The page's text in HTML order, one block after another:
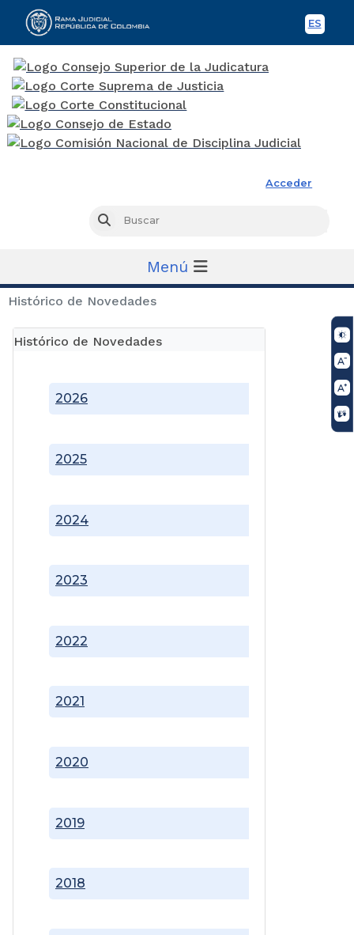
ES
Acceder
Buscar
Menú
Histórico de Novedades
Histórico de Novedades
2018
2019
2020
2021
2022
2023
2024
2025
2026